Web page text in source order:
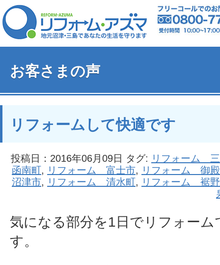
お客さまの声
リフォームして快適です
投稿日：2016年06月09日 タグ: リフォーム
函南町, リフォーム 富士市, リフォーム 御
沼津市, リフォーム 清水町, リフォーム 裾
気になる部分を1日でリフォーム
す。